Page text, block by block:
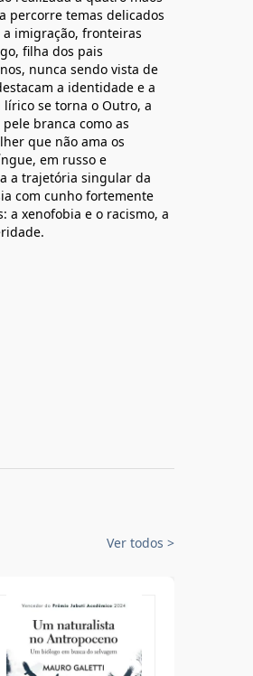
percorre temas delicados
imigração, fronteiras
filha dos pais
nunca sendo vista de
a identidade e a
se torna o Outro, a
branca como as
que não ama os
em russo e
a trajetória singular da
com cunho fortemente
a xenofobia e o racismo, a
Ver todos >